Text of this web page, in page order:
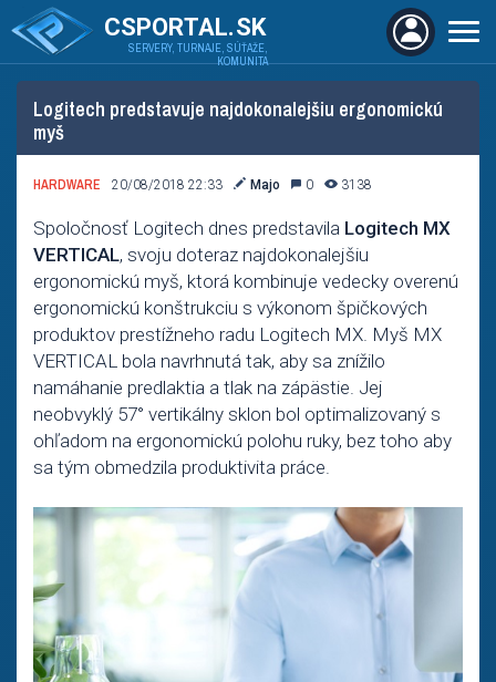
CSPORTAL.SK
SERVERY, TURNAJE, SÚŤAŽE,
KOMUNITA
Logitech predstavuje najdokonalejšiu ergonomickú
myš
HARDWARE 20/08/2018 22:33 Majo 0 3138
Spoločnosť Logitech dnes predstavila Logitech MX
VERTICAL, svoju doteraz najdokonalejšiu
ergonomickú myš, ktorá kombinuje vedecky overenú
ergonomickú konštrukciu s výkonom špičkových
produktov prestížneho radu Logitech MX. Myš MX
VERTICAL bola navrhnutá tak, aby sa znížilo
namáhanie predlaktia a tlak na zápästie. Jej
neobvyklý 57° vertikálny sklon bol optimalizovaný s
ohľadom na ergonomickú polohu ruky, bez toho aby
sa tým obmedzila produktivita práce.